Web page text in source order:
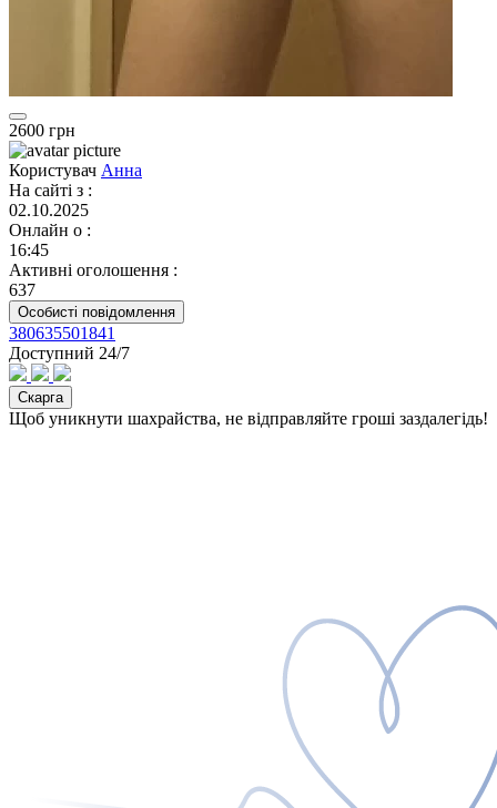
2600 грн
Користувач Анна
На сайті з :
02.10.2025
Онлайн о :
16:45
Активні оголошення :
637
Особисті повідомлення
380635501841
Доступний 24/7
Скарга
Щоб уникнути шахрайства, не відправляйте гроші заздалегідь!